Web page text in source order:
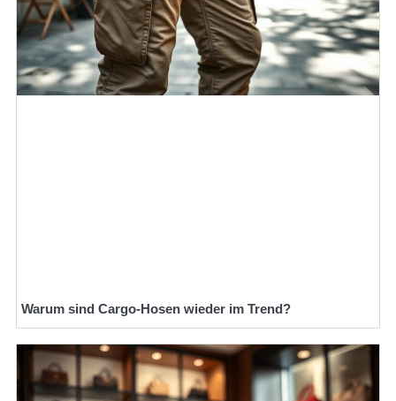
Warum sind Cargo-Hosen wieder im Trend?